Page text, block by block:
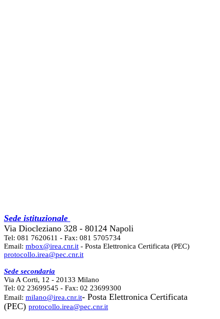
Sede istituzionale
Via Diocleziano 328 - 80124 Napoli
Tel: 081 7620611 - Fax: 081 5705734
Email: mbox@irea.cnr.it - Posta Elettronica Certificata (PEC)
protocollo.irea@pec.cnr.it
Sede secondaria
Via A Corti, 12 - 20133 Milano
Tel: 02 23699545 - Fax: 02 23699300
Email: milano@irea.cnr.it- Posta Elettronica Certificata
(PEC) protocollo.irea@pec.cnr.it